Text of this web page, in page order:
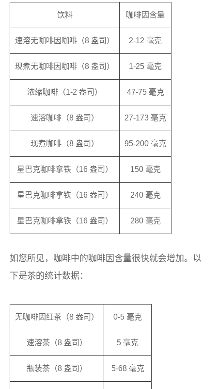
饮料 咖啡因含量
速溶无咖啡因咖啡（8 盎司） 2-12 毫克
现煮无咖啡因咖啡（8 盎司） 1-25 毫克
浓缩咖啡（1-2 盎司） 47-75 毫克
速溶咖啡（8 盎司） 27-173 毫克
现煮咖啡（8 盎司） 95-200 毫克
星巴克咖啡拿铁（16 盎司） 150 毫克
星巴克咖啡拿铁（16 盎司） 240 毫克
星巴克咖啡拿铁（16 盎司） 280 毫克
如您所见，咖啡中的咖啡因含量很快就会增加。以
下是茶的统计数据：
无咖啡因红茶（8 盎司） 0-5 毫克
速溶茶（8 盎司） 5 毫克
瓶装茶（8 盎司） 5-68 毫克